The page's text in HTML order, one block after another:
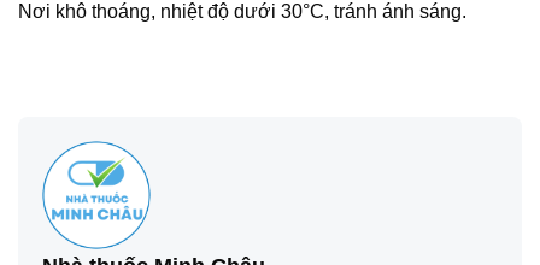
Nơi khô thoáng, nhiệt độ dưới 30°C, tránh ánh sáng.